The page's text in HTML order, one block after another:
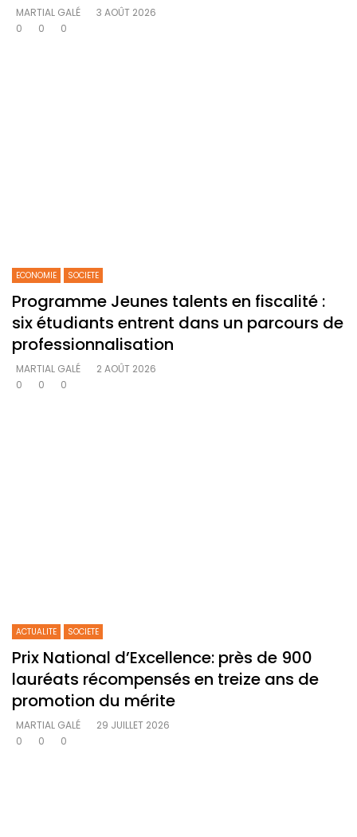
MARTIAL GALÉ
3 AOÛT 2026
0
0 0
ECONOMIE SOCIETE
Programme Jeunes talents en fiscalité :
six étudiants entrent dans un parcours de
professionnalisation
MARTIAL GALÉ
2 AOÛT 2026
0
0 0
ACTUALITE SOCIETE
Prix National d’Excellence: près de 900
lauréats récompensés en treize ans de
promotion du mérite
MARTIAL GALÉ
29 JUILLET 2026
0
0 0